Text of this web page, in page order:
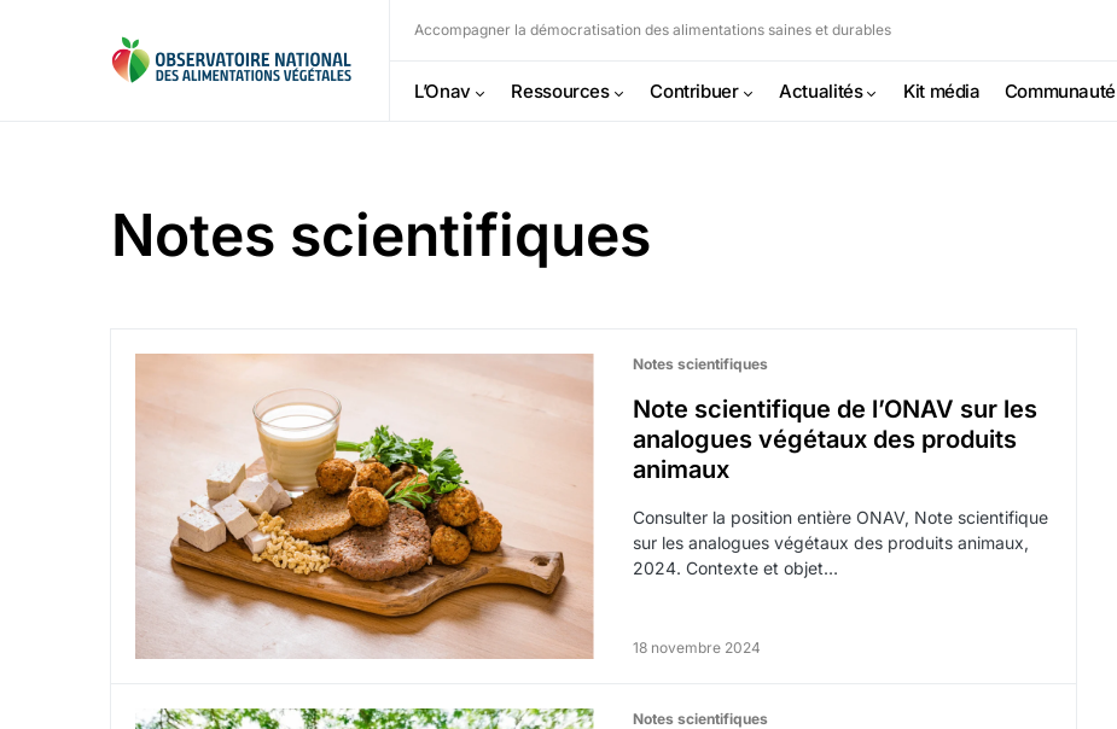
Accompagner la démocratisation des alimentations saines et durables
L’Onav Ressources Contribuer Actualités Kit média Communauté
Notes scientifiques
Notes scientifiques
Note scientifique de l’ONAV sur les
analogues végétaux des produits
animaux
Consulter la position entière ONAV, Note scientifique
sur les analogues végétaux des produits animaux,
2024. Contexte et objet…
18 novembre 2024
Notes scientifiques